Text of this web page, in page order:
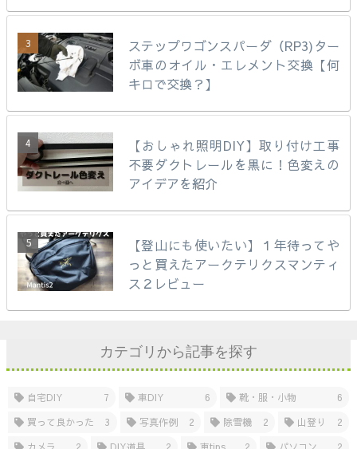
ステップワゴンスパーダ（RP3)ター
ボ車のオイル・エレメント交換【何
キロで交換？】
【おしゃれ照明DIY】取り付け工事
不要ダクトレールを黒に！色変えの
アイデアを紹介
【登山にも使いたい】１年待ってや
っと買えたアークテリクスマンティ
ス２レビュー
カテゴリから記事を探す
自宅DIY 7 車DIY 6 靴・服・小物
6
買って良かった
3 写真作例 2 除雪機 2 山登り
2